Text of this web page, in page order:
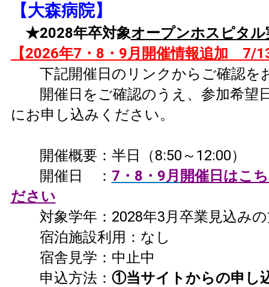
【大森病院】
★2028年卒対象オープンホスピタ
【2026年7・8・9月開催情報追加 7/
下記開催日のリンクからご確認を
開催日をご確認のうえ、参加希望
にお申し込みください。
開催概要：半日（8:50～12:00）
開催日 ： 7・8・9月 開催日はこ
ださい
対象学年：2028年3月卒業見込みの
宿泊施設利用：なし
宿舎見学：中止中
申込方法： ①当サイトから